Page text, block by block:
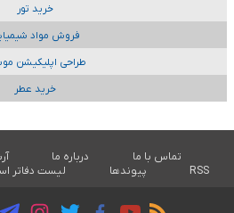
خرید تور
فروش مواد
طراحی اپلیکیشن
خرید عطر
تماس با ما درباره ما
RSS
پیوندها لیست دفاتر